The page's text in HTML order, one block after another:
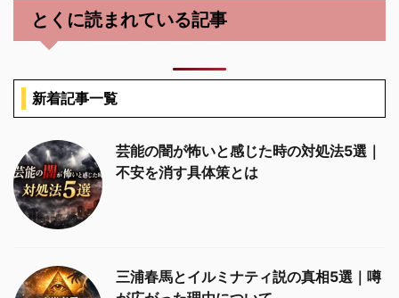
とくに読まれている記事
新着記事一覧
芸能の闇が怖いと感じた時の対処法5選｜
不安を消す具体策とは
三浦春馬とイルミナティ説の真相5選｜噂